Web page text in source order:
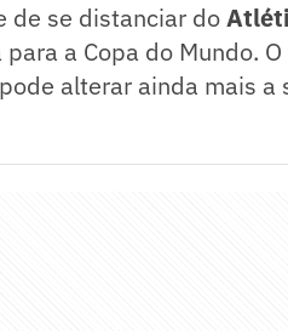
de se distanciar do
a Copa do Mundo.
alterar ainda mais a